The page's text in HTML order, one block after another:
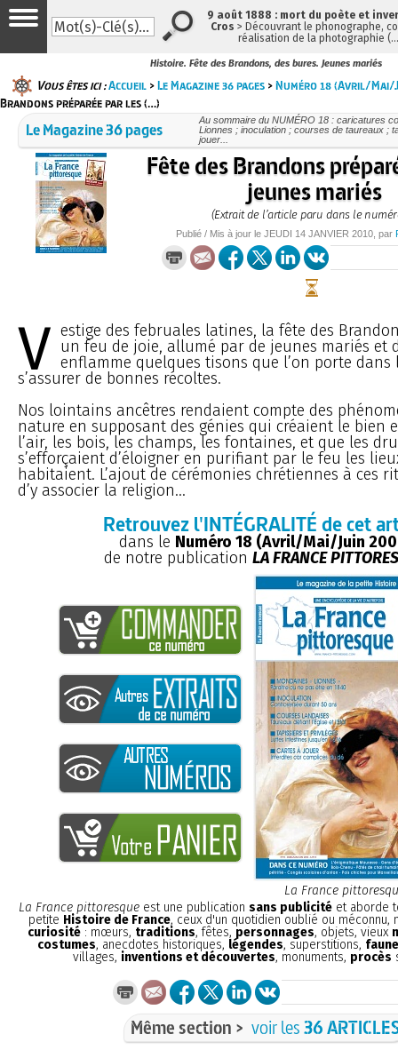
Histoire. Fête des Brandons, des bures. Jeunes mariés
Vous êtes ici :Accueil >Le Magazine 36 pages >Numéro 18 (Avril/Mai/
Brandons préparée par les (…)
Le Magazine 36 pages
Au sommaire du NUMÉRO 18 : caricatures
Lionnes ; inoculation ; courses de taureaux ;
jouer...
Fête des Brandons
jeunes mariés
(Extrait de l’article paru dans le
Publié / Mis à jour leJEUDI 14 JANVIER 2010 , par
V estige des februales latines, la fête des
un feu de joie, allumé par de jeunes mariés et
enflamme quelques tisons que l’on porte dans
s’assurer de bonnes récoltes.
Nos lointains ancêtres rendaient compte des
nature en supposant des génies qui créaient le bien
l’air, les bois, les champs, les fontaines, et que les
s’efforçaient d’éloigner en purifiant par le feu les
habitaient. L’ajout de cérémonies chrétiennes à ces
d’y associer la religion...
Retrouvez l'INTÉGRALITÉ de cet
dans le Numéro 18 (Avril/Mai/Juin
de notre publication LA FRANCE
La France
La France pittoresque est une publication sans publicité et aborde
petite Histoire de France, ceux d'un quotidien oublié ou méconnu,
curiosité : mœurs, traditions, fêtes, personnages, objets, vieux
costumes, anecdotes historiques, légendes, superstitions,
villages, inventions et découvertes, monuments, procès
Même section > voir les36
9 août 1888 : mort du poète et
Cros > Découvrant le phonographe,
réalisation de la photographie